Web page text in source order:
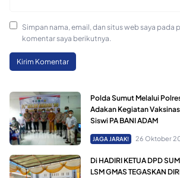
Simpan nama, email, dan situs web saya pada
komentar saya berikutnya.
Polda Sumut Melalui
Adakan Kegiatan
Siswi PA BANI ADAM
JAGA JARAK! 26 Oktober
Di HADIRI KETUA DPD
LSM GMAS TEGASKAN